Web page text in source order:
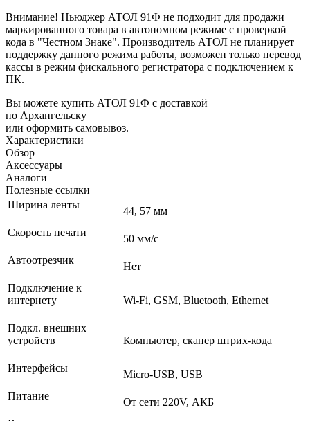
Внимание! Ньюджер АТОЛ 91Ф не подходит для продажи
маркированного товара в автономном режиме с проверкой
кода в "Честном Знаке". Производитель АТОЛ не планирует
поддержку данного режима работы, возможен только перевод
кассы в режим фискального регистратора с подключением к
ПК.
Вы можете купить АТОЛ 91Ф с доставкой
по Архангельску
или оформить самовывоз.
Характеристики
Обзор
Аксессуары
Аналоги
Полезные ссылки
Ширина ленты
44, 57 мм
Скорость печати
50 мм/с
Автоотрезчик
Нет
Подключение к
интернету
Wi-Fi, GSM, Bluetooth, Ethernet
Подкл. внешних
устройств
Компьютер, сканер штрих-кода
Интерфейсы
Micro-USB, USB
Питание
От сети 220V, АКБ